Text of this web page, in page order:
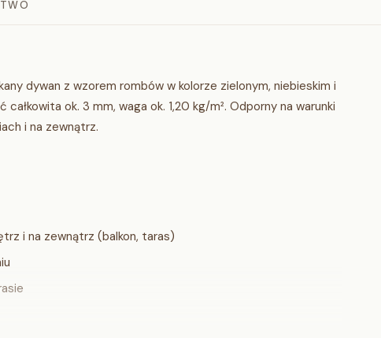
dywan z wzorem rombów w kolorze zielonym, niebieskim i
ok. 3 mm, waga ok. 1,20 kg/m². Odporny na warunki
i na zewnątrz.
i na zewnątrz (balkon, taras)